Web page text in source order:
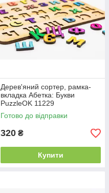
Дерев'яний сортер, рамка-
вкладка Абетка: Букви
PuzzleOK 11229
Готово до відправки
320 ₴
Купити